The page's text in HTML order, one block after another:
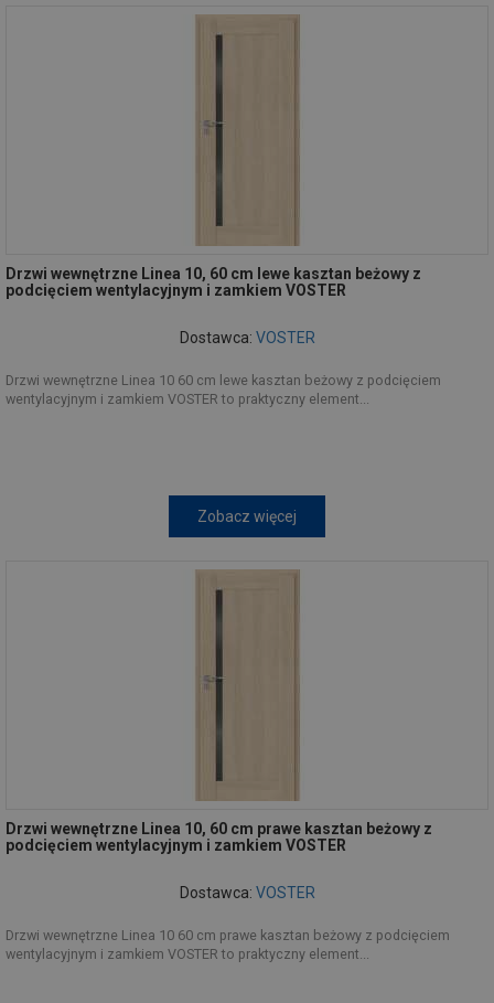
Drzwi wewnętrzne Linea 10, 60 cm lewe kasztan beżowy z
podcięciem wentylacyjnym i zamkiem VOSTER
Dostawca: VOSTER
Drzwi wewnętrzne Linea 10 60 cm lewe kasztan beżowy z podcięciem
wentylacyjnym i zamkiem VOSTER to praktyczny element...
Zobacz więcej
Drzwi wewnętrzne Linea 10, 60 cm prawe kasztan beżowy z
podcięciem wentylacyjnym i zamkiem VOSTER
Dostawca: VOSTER
Drzwi wewnętrzne Linea 10 60 cm prawe kasztan beżowy z podcięciem
wentylacyjnym i zamkiem VOSTER to praktyczny element...